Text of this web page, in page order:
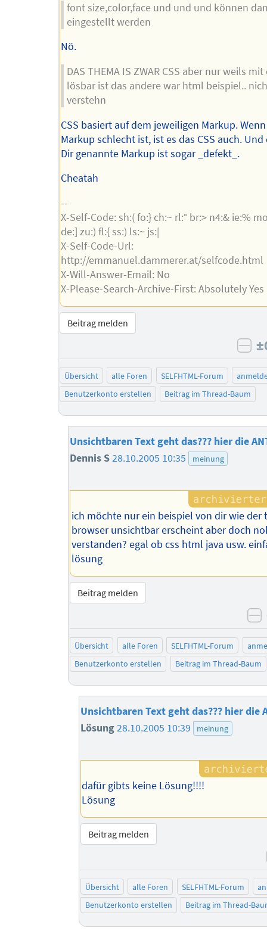
font size,color,face und und und können
eingestellt werden
Nö.
DAS THEMA IS ZWAR CSS aber nur weils mit
lösbar ist das andere war html beispiel..
verstehn
CSS basiert auf dem jeweiligen Markup.
Markup schlecht ist, ist es das CSS auch. Und
Dir genannte Markup ist sogar _defekt_.
Cheatah
--
X-Self-Code: sh:( fo:} ch:~ rl:° br:> n4:& ie:%
de:] zu:) fl:{ ss:) ls:~ js:|
X-Self-Code-Url:
http://emmanuel.dammerer.at/selfcode.html
X-Will-Answer-Email: No
X-Please-Search-Archive-First: Absolutely Yes
Beitrag melden
Übersicht alle Foren SELFHTML-Forum
Benutzerkonto erstellen
Beitrag im Thread-Baum
Unsichtbaren Text geht das??? hier die
Dennis S28.10.2005 10:35 meinung
ich möchte nur ein beispiel von dir wie der
browser unsichtbar erscheint aber doch
verstanden? egal ob css html java usw.
lösung
Beitrag melden
Übersicht alle Foren SELFHTML-Forum
Benutzerkonto erstellen
Beitrag im Thread-Baum
Unsichtbaren Text geht das??? hier die
Lösung28.10.2005 10:39 meinung
dafür gibts keine Lösung!!!!
Lösung
Beitrag melden
Übersicht alle Foren SELFHTML-Forum
Benutzerkonto erstellen
Beitrag im Thread-